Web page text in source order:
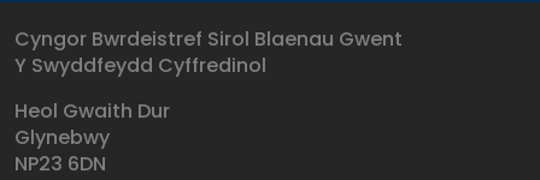
Cyngor Bwrdeistref Sirol Blaenau Gwent
Y Swyddfeydd Cyffredinol
Heol Gwaith Dur
Glynebwy
NP23 6DN